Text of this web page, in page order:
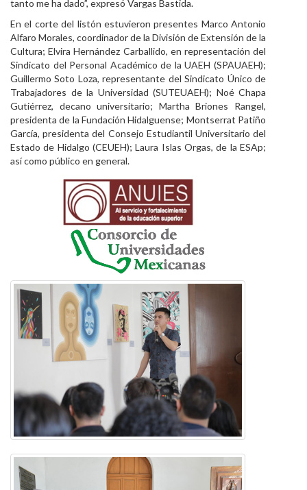
tanto me ha dado”, expresó Vargas Bastida.
En el corte del listón estuvieron presentes Marco Antonio
Alfaro Morales, coordinador de la División de Extensión de la
Cultura; Elvira Hernández Carballido, en representación del
Sindicato del Personal Académico de la UAEH (SPAUAEH);
Guillermo Soto Loza, representante del Sindicato Único de
Trabajadores de la Universidad (SUTEUAEH); Noé Chapa
Gutiérrez, decano universitario; Martha Briones Rangel,
presidenta de la Fundación Hidalguense; Montserrat Patiño
García, presidenta del Consejo Estudiantil Universitario del
Estado de Hidalgo (CEUEH); Laura Islas Orgas, de la ESAp;
así como público en general.